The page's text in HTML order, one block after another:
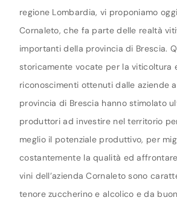
regione Lombardia, vi proponiamo
Cornaleto, che fa parte delle realtà
importanti della provincia di Brescia.
storicamente vocate per la viticoltura
riconoscimenti ottenuti dalle aziende
provincia di Brescia hanno stimolato
produttori ad investire nel territorio
meglio il potenziale produttivo, per
costantemente la qualità ed
vini dell’azienda Cornaleto sono
tenore zuccherino e alcolico e da